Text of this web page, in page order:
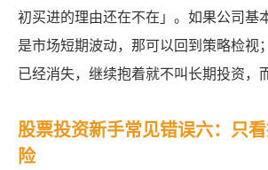
初买进的理由还在不在」。如果公司基
是市场短期波动，那可以回到策略检视
已经消失，继续抱着就不叫长期投资，
股票投资新手常见错误六：只
险